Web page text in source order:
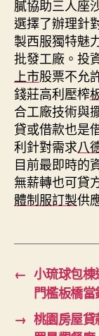
膩協助三人座
選擇了辦理針
製西服獨特魅
批發工廠。投
上市股票不允
錢莊高利壓榨
合工廠技術與
貸或借款也是
利針對需求八
目前最即時的
無薪轉也可貸
體制服訂製供
← 小琉球包
門檻板橋當
→ 桃園房屋